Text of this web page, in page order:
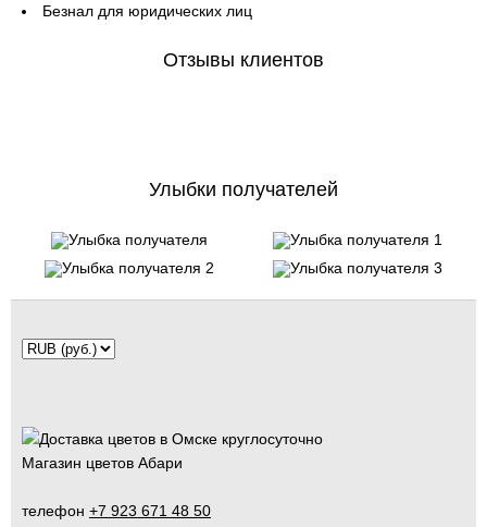
Безнал для юридических лиц
Отзывы клиентов
Улыбки получателей
Магазин цветов Абари
телефон +7 923 671 48 50